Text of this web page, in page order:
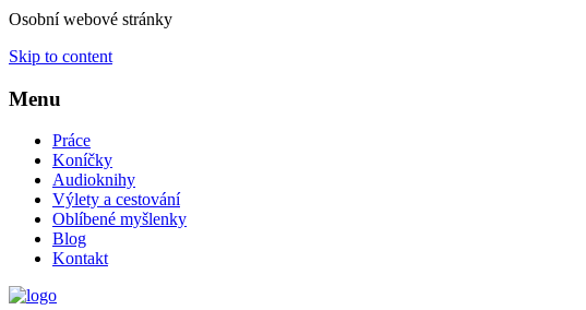
Osobní webové stránky
Skip to content
Menu
Práce
Koníčky
Audioknihy
Výlety a cestování
Oblíbené myšlenky
Blog
Kontakt